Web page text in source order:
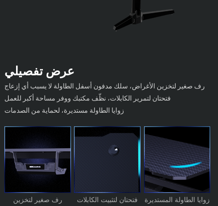
عرض تفصيلي
رف صغير لتخزين الأغراض، سلك مدفون أسفل الطاولة لا يسبب أي إزعاج
فتحتان لتمرير الكابلات، نظّف مكتبك ووفر مساحة أكبر للعمل
زوايا الطاولة مستديرة، لحماية من الصدمات
رف صغير لتخزين
فتحتان لتثبيت الكابلات زوايا الطاولة المستديرة